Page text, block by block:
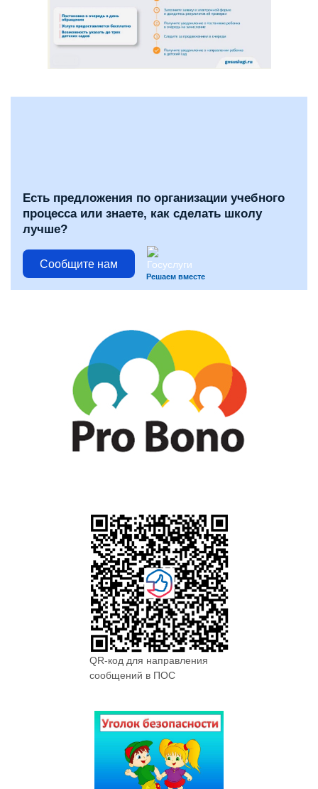
Есть предложения по организации учебного
процесса или знаете, как сделать школу
лучше?
Сообщите нам
Решаем вместе
QR-код для направления
сообщений в ПОС